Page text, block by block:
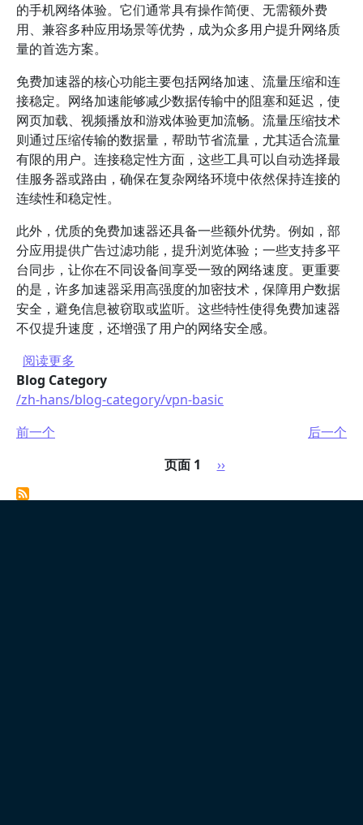
的手机网络体验。它们通常具有操作简便、无需额外费
用、兼容多种应用场景等优势，成为众多用户提升网络质
量的首选方案。
免费加速器的核心功能主要包括网络加速、流量压缩和连
接稳定。网络加速能够减少数据传输中的阻塞和延迟，使
网页加载、视频播放和游戏体验更加流畅。流量压缩技术
则通过压缩传输的数据量，帮助节省流量，尤其适合流量
有限的用户。连接稳定性方面，这些工具可以自动选择最
佳服务器或路由，确保在复杂网络环境中依然保持连接的
连续性和稳定性。
此外，优质的免费加速器还具备一些额外优势。例如，部
分应用提供广告过滤功能，提升浏览体验；一些支持多平
台同步，让你在不同设备间享受一致的网络速度。更重要
的是，许多加速器采用高强度的加密技术，保障用户数据
安全，避免信息被窃取或监听。这些特性使得免费加速器
不仅提升速度，还增强了用户的网络安全感。
阅读更多
Blog Category
/zh-hans/blog-category/vpn-basic
前一个
后一个
页面 1 下一页
››